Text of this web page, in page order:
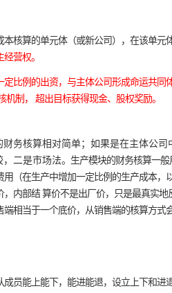
核算的单元体（或新公司），在该单元
营权。
定比例的出资，与主体公司形成命运共同
机制， 超出目标获得现金、股权奖励。
务核算相对简单；如果是在主体公司
，二是市场法。生产模块的财务核算一
（在生产中增加一定比例的生产成本
内部结 算价不是出厂价，只是最真实
相当于一个底价，从销售端的核算方
员能上能下，能进能退，设立上下和进退